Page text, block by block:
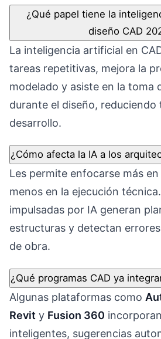
¿Qué papel tiene la
diseño CAD
La inteligencia artificial en
tareas repetitivas, mejora la
modelado y asiste en la toma
durante el diseño, reduciendo
desarrollo.
¿Cómo afecta la IA a los
Les permite enfocarse más
menos en la ejecución
impulsadas por IA generan
estructuras y detectan
de obra.
¿Qué programas CAD ya
Algunas plataformas como
Revit y Fusion 360
inteligentes, sugerencias